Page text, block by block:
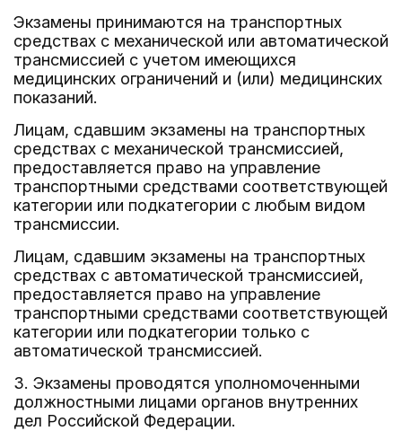
Экзамены принимаются на транспортных
средствах с механической или автоматической
трансмиссией с учетом имеющихся
медицинских ограничений и (или) медицинских
показаний.
Лицам, сдавшим экзамены на транспортных
средствах с механической трансмиссией,
предоставляется право на управление
транспортными средствами соответствующей
категории или подкатегории с любым видом
трансмиссии.
Лицам, сдавшим экзамены на транспортных
средствах с автоматической трансмиссией,
предоставляется право на управление
транспортными средствами соответствующей
категории или подкатегории только с
автоматической трансмиссией.
3. Экзамены проводятся уполномоченными
должностными лицами органов внутренних
дел Российской Федерации.